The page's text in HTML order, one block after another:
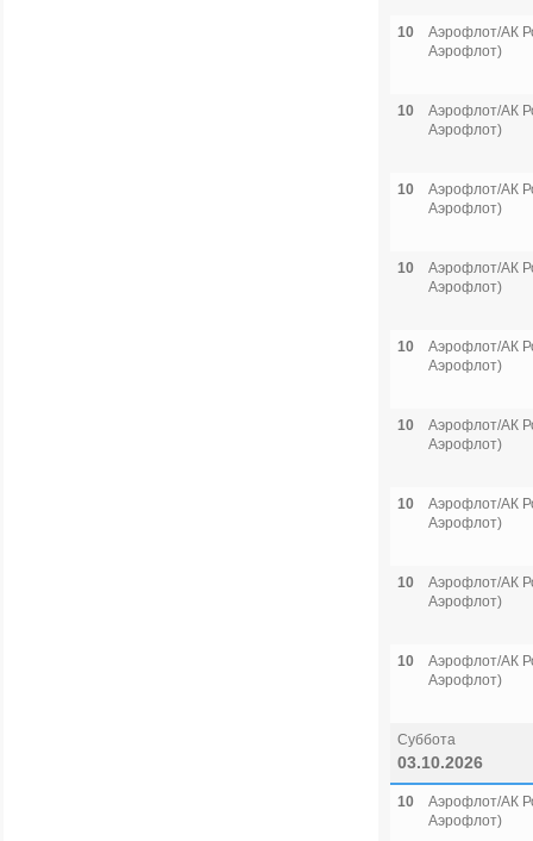
10
Аэрофлот/АК
Аэрофлот)
10
Аэрофлот/АК
Аэрофлот)
10
Аэрофлот/АК
Аэрофлот)
10
Аэрофлот/АК
Аэрофлот)
10
Аэрофлот/АК
Аэрофлот)
10
Аэрофлот/АК
Аэрофлот)
10
Аэрофлот/АК
Аэрофлот)
10
Аэрофлот/АК
Аэрофлот)
10
Аэрофлот/АК
Аэрофлот)
Суббота
03.10.2026
10
Аэрофлот/АК
Аэрофлот)